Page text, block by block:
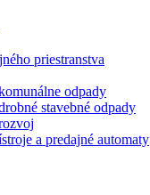
priestranstva
odpady
stavebné odpady
a predajné automaty